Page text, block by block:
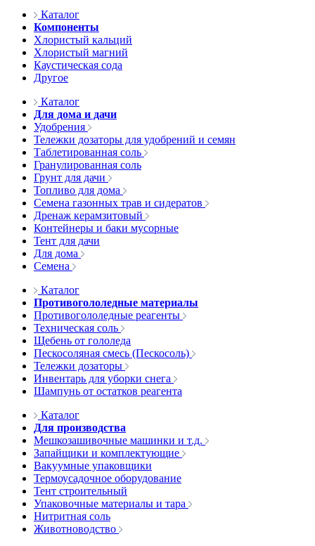
Каталог
Компоненты
Хлористый кальций
Хлористый магний
Каустическая сода
Другое
Каталог
Для дома и дачи
Удобрения
Тележки дозаторы для удобрений и семян
Таблетированная соль
Гранулированная соль
Грунт для дачи
Топливо для дома
Семена газонных трав и сидератов
Дренаж керамзитовый
Контейнеры и баки мусорные
Тент для дачи
Для дома
Семена
Каталог
Противогололедные материалы
Противогололедные реагенты
Техническая соль
Щебень от гололеда
Пескосоляная смесь (Пескосоль)
Тележки дозаторы
Инвентарь для уборки снега
Шампунь от остатков реагента
Каталог
Для производства
Мешкозашивочные машинки и т.д.
Запайщики и комплектующие
Вакуумные упаковщики
Термоусадочное оборудование
Тент строительный
Упаковочные материалы и тара
Нитритная соль
Животноводство